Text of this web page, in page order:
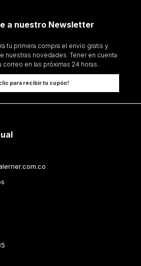
a nuestro Newsletter
tu primera compra el envío gratis y
nuestras novedades. Tener en cuenta
correo en las próximas 24 horas.
clic para recibir tu cupón!